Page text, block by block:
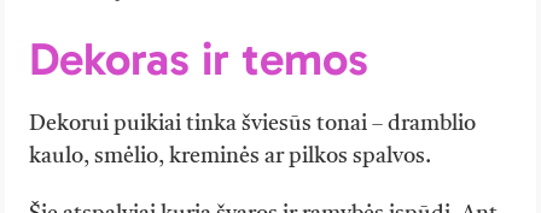
Dekoras ir temos
Dekorui puikiai tinka šviesūs tonai – dramblio
kaulo, smėlio, kreminės ar pilkos spalvos.